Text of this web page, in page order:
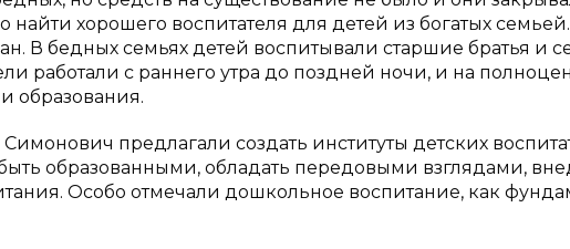
найти хорошего воспитателя для детей из богатых семьей.
В бедных семьях детей воспитывали старшие братья и
работали с раннего утра до поздней ночи, и на
образования.
предлагали создать институты детских
образованными, обладать передовыми взглядами,
Особо отмечали дошкольное воспитание, как